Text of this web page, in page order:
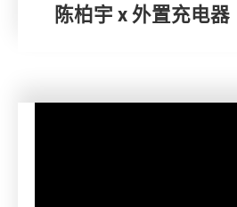
陈柏宇 x 外置充电器